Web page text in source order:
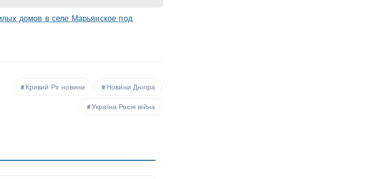
домов в селе Марьянское под
Кривий Ріг новини Новини Дніпра
Україна Росія війна